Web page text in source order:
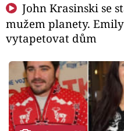
John Krasinski se
mužem planety.
vytapetovat dům